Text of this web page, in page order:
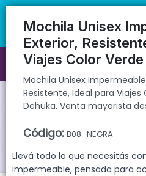
Mochila Unisex Impermeable para
unidades.Mochila Unisex
Exterior,
Viajes Color Verde
Mochila Unisex
Resistente, Ideal para Viajes
Dehuka. Venta mayorista
Código: B08_NEGRA
Llevá todo lo que necesitás
impermeable, pensada para
directa | 📦 Comprá mayorista
accedé a
CÓMO COMPRAR
QUIÉNES SOMOS
GARANTIAS